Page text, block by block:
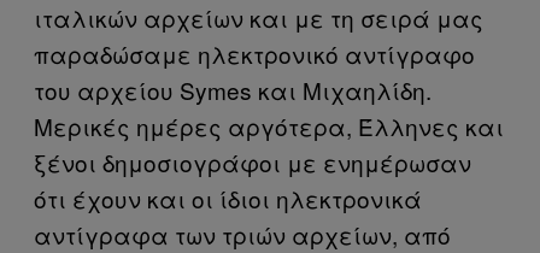
ιταλικών αρχείων και με τη σειρά μας
παραδώσαμε ηλεκτρονικό αντίγραφο
του αρχείου Symes και Μιχαηλίδη.
Μερικές ημέρες αργότερα, Έλληνες και
ξένοι δημοσιογράφοι με ενημέρωσαν
ότι έχουν και οι ίδιοι ηλεκτρονικά
αντίγραφα των τριών αρχείων, από